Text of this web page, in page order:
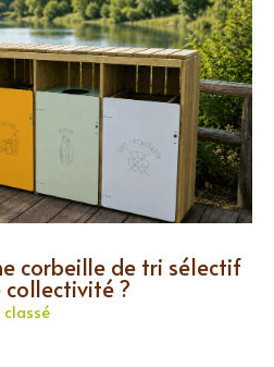
corbeille de tri sélectif
collectivité ?
classé